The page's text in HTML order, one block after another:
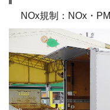
NOx規制：NOx・